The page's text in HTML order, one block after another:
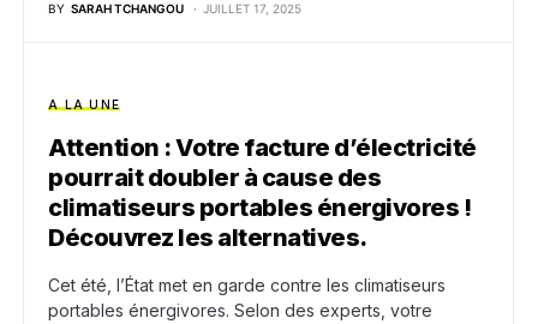
BY SARAH TCHANGOU JUILLET 17, 2025
A LA UNE
Attention : Votre facture d’électricité
pourrait doubler à cause des
climatiseurs portables énergivores !
Découvrez les alternatives.
Cet été, l’État met en garde contre les climatiseurs
portables énergivores. Selon des experts, votre